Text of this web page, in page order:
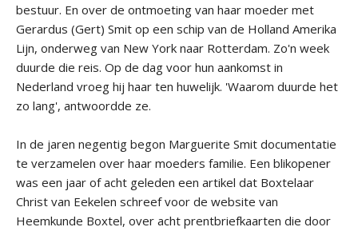
bestuur. En over de ontmoeting van haar moeder met
Gerardus (Gert) Smit op een schip van de Holland Amerika
Lijn, onderweg van New York naar Rotterdam. Zo'n week
duurde die reis. Op de dag voor hun aankomst in
Nederland vroeg hij haar ten huwelijk. 'Waarom duurde het
zo lang', antwoordde ze.
In de jaren negentig begon Marguerite Smit documentatie
te verzamelen over haar moeders familie. Een blikopener
was een jaar of acht geleden een artikel dat Boxtelaar
Christ van Eekelen schreef voor de website van
Heemkunde Boxtel, over acht prentbriefkaarten die door